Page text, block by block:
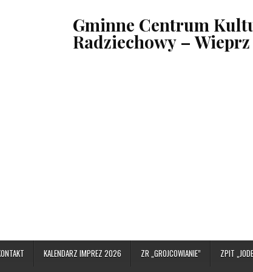
Gminne Centrum
Radziechowy – Wieprz
KALENDARZ IMPREZ 2026 ZR „GROJCOWIANIE” ZPIT